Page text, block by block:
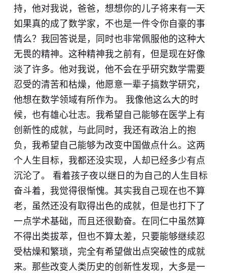
持，他对我说，爸爸，想想你的儿子将来有一天
如果真的成了数学家，不也是一件令你自豪的事
情么？我回答说是，同时也非常佩服他的这种大
无畏的精神。这种精神我之前有，但是现在好像
淡了许多。他对我说，他不会在乎研究数学需要
忍受的清苦和枯燥，他愿意一辈子搞数学研究，
他想在数学领域有所作为。 我像他这么大的时
候，也有雄心壮志。我希望自己能够在医学上有
创新性的成就，与此同时，我还有政治上的抱
负，我希望自己能够为改变中国做点什么。这两
个人生目标，我都还没实现，人却已经多少有点
沉沦了。 看着孩子夜以继日的为自己的人生目标
奋斗着，我觉得很惭愧。其实我自己现在也不算
老，虽然还没有取得出色的成就，但是也打下了
一点学术基础，而且还很勤奋。在同仁中虽然算
不得出类拔萃，但也不算太差，只要能够继续忍
受枯燥和繁琐，完全有希望做出点突破性的成就
来。那些改变人类历史的创新性发现，大多是一